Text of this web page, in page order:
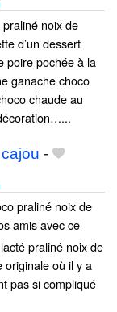
noix de
d’un dessert
poire pochée à la
ganache choco
chaude au
-
praliné noix de
amis avec ce
praliné noix de
originale où il y a
pas si compliqué